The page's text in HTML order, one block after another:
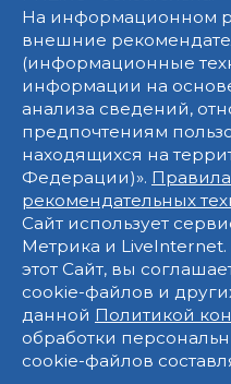
На информационном
внешние
(информационные
информации на
анализа сведений,
предпочтениям
находящихся на
Федерации)».
рекомендательных
Сайт использует
Метрика и
этот Сайт, вы
cookie-файлов и
данной Политикой
обработки
cookie-файлов